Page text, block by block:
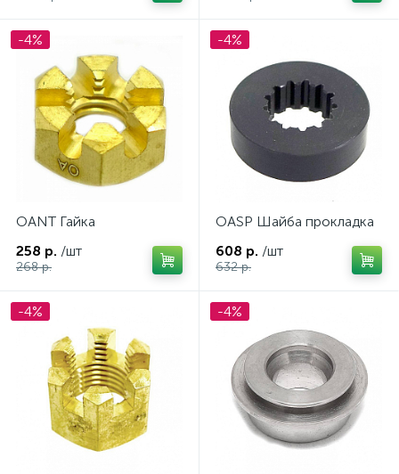
-4%
OANT Гайка
258 р. /шт
268 р.
-4%
OASP Шайба прокладка
608 р. /шт
632 р.
-4% -4%